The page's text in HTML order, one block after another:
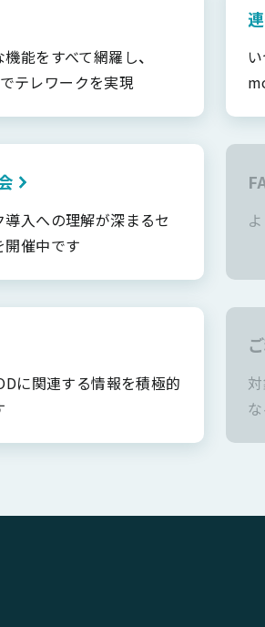
能をすべて網羅し、
テレワークを実現
入への理解が深まるセ
開催中です
に関連する情報を積極的